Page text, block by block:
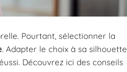
Pourtant, sélectionner la
. Adapter le choix à sa silhouette
Découvrez ici des conseils